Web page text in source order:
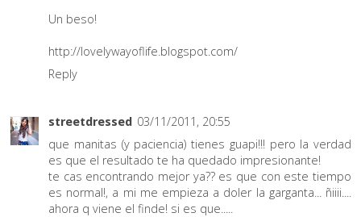
Un beso!
http://lovelywayoflife.blogspot.com/
Reply
streetdressed 03/11/2011, 20:55
que manitas (y paciencia) tienes guapi!!! pero la verdad
es que el resultado te ha quedado impresionante!
te cas encontrando mejor ya?? es que con este tiempo
es normal!, a mi me empieza a doler la garganta... ñiiii....
ahora q viene el finde! si es que.....